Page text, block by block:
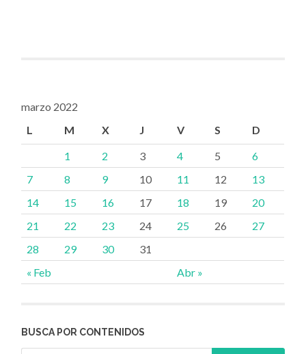
marzo 2022
L
M X J V S D
« Feb Abr »
1 2 3 4 5
6
7
8 9 10 11 12
13
14
15 16 17 18 19
20
21
22 23 24 25 26
27
28
29 30 31
BUSCA POR CONTENIDOS